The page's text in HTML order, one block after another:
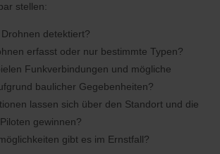
stellen:
detektiert?
erfasst oder nur bestimmte Typen?
Funkverbindungen und mögliche
baulicher Gegebenheiten?
lassen sich über den Standort und die
gewinnen?
gibt es im Ernstfall?